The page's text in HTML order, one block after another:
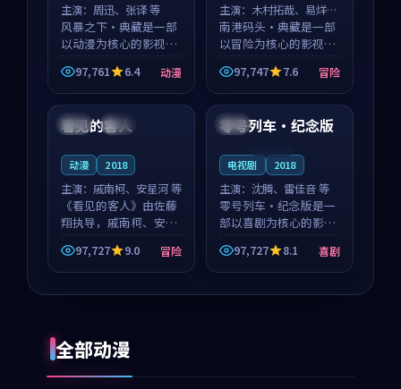
主演： 周迅、张译 等
风暴之下·典藏是一部
以动漫为核心的影视作
品，围绕危机、反转与
人物成长展开，整体节
奏紧凑，值得推荐观
97,761 6.4 动漫
主演： 木村拓哉、易烊千
玺 等
南港码头·典藏是一部
以冒险为核心的影视作
品，围绕危机、反转与
人物成长展开，整体节
奏紧凑，值得推荐观
97,747 7.6 冒险
泰国 完结
看见的客人
动漫 2018
主演： 戚南柯、安星河 等
《看见的客人》由佐藤
翔执导，戚南柯、安星
河领衔主演，是一部
2018年上映的泰国冒险
动漫。影片以海岸抒情
97,727 9.0 冒险
中国
零号列车·纪念版
电视剧 2018
主演： 沈腾、雷佳音 等
零号列车·纪念版是一
部以喜剧为核心的影视
作品，围绕危机、反转
与人物成长展开，整体
节奏紧凑，值得推荐观
97,727 8.1 喜剧
全部动漫